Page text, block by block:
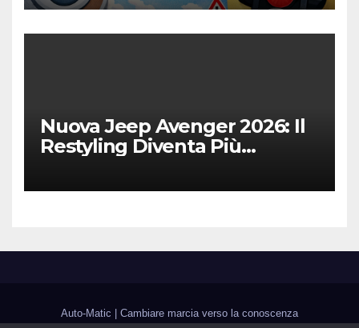
Nuova Jeep Avenger 2026: Il
Restyling Diventa Più
Fedele al DNA Off-Road
Auto-Matic Cambiare marcia verso la conoscenza